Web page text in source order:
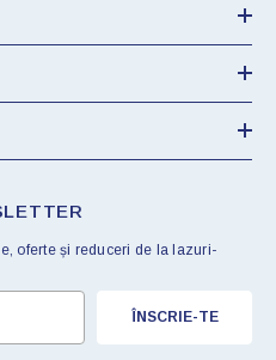
oferte și reduceri de la Iazuri-
ÎNSCRIE-TE